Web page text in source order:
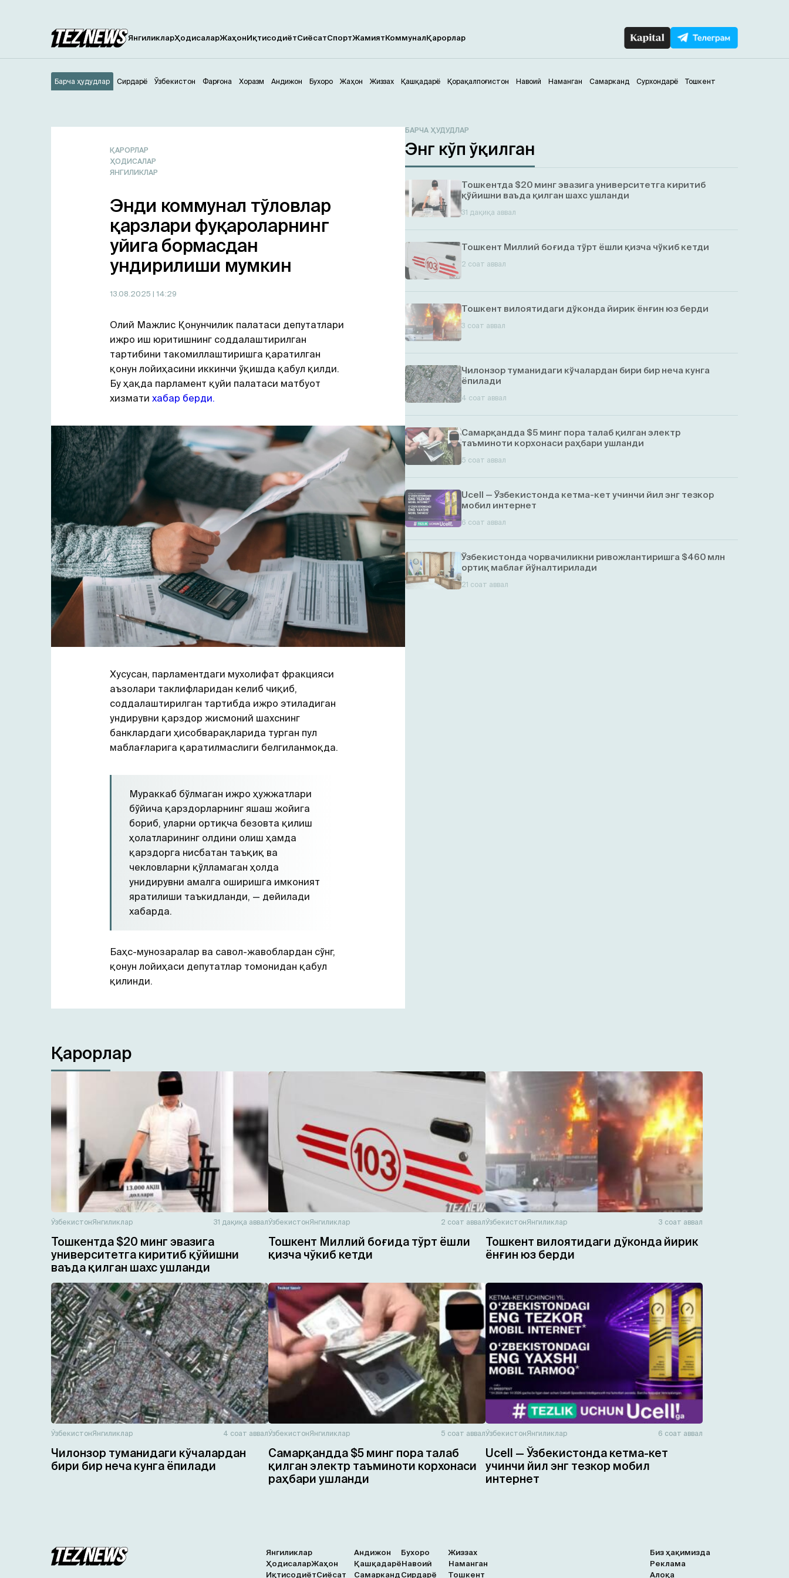
ЯнгиликларҲодисаларЖаҳонИқтисодиётСиёсатСпортЖамиятКоммуналҚарорлар
Андижон
Барча ҳудудлар Бухоро Жаҳон Жиззах Қашқадарё Қорақалпоғистон Навоий Наманган Самарканд
Сирдарё Сурхондарё Тошкент
Ўзбекистон Фарғона Хоразм
ҚАРОРЛАР
ҲОДИСАЛАР
ЯНГИЛИКЛАР
Энди коммунал тўловлар
қарзлари фуқароларнинг
уйига бормасдан
ундирилиши мумкин
13.08.2025 | 14:29
Олий Мажлис Қонунчилик палатаси депутатлари
ижро иш юритишнинг соддалаштирилган
тартибини такомиллаштиришга қаратилган
қонун лойиҳасини иккинчи ўқишда қабул қилди.
Бу ҳақда парламент қуйи палатаси матбуот
хизмати хабар берди.
Хусусан, парламентдаги мухолифат фракцияси
аъзолари таклифларидан келиб чиқиб,
соддалаштирилган тартибда ижро этиладиган
ундирувни қарздор жисмоний шахснинг
банклардаги ҳисобварақларида турган пул
маблағларига қаратилмаслиги белгиланмоқда.
Мураккаб бўлмаган ижро ҳужжатлари
бўйича қарздорларнинг яшаш жойига
бориб, уларни ортиқча безовта қилиш
ҳолатларининг олдини олиш ҳамда
қарздорга нисбатан таъқиқ ва
чекловларни қўлламаган ҳолда
унидирувни амалга оширишга имконият
яратилиши таъкидланди, — дейилади
хабарда.
Баҳс-мунозаралар ва савол-жавоблардан сўнг,
қонун лойиҳаси депутатлар томонидан қабул
қилинди.
БАРЧА ҲУДУДЛАР
Энг кўп ўқилган
Тошкентда $20 минг эвазига университетга киритиб
қўйишни ваъда қилган шахс ушланди
31 дақиқа аввал
Тошкент Миллий боғида тўрт ёшли қизча чўкиб кетди
2 соат аввал
Тошкент вилоятидаги дўконда йирик ёнғин юз берди
3 соат аввал
Чилонзор туманидаги кўчалардан бири бир неча кунга
ёпилади
4 соат аввал
Самарқандда $5 минг пора талаб қилган электр
таъминоти корхонаси раҳбари ушланди
5 соат аввал
Ucell — Ўзбекистонда кетма-кет учинчи йил энг тезкор
мобил интернет
6 соат аввал
Ўзбекистонда чорвачиликни ривожлантиришга $460 млн
ортиқ маблағ йўналтирилади
21 соат аввал
Қарорлар
ЎзбекистонЯнгиликлар 31 дақиқа аввал
Тошкентда $20 минг эвазига
университетга киритиб қўйишни
ваъда қилган шахс ушланди
ЎзбекистонЯнгиликлар 2 соат аввал
Тошкент Миллий боғида тўрт ёшли
қизча чўкиб кетди
ЎзбекистонЯнгиликлар 3 соат аввал
Тошкент вилоятидаги дўконда йирик
ёнғин юз берди
ЎзбекистонЯнгиликлар 4 соат аввал
Чилонзор туманидаги кўчалардан
бири бир неча кунга ёпилади
ЎзбекистонЯнгиликлар 5 соат аввал
Самарқандда $5 минг пора талаб
қилган электр таъминоти корхонаси
раҳбари ушланди
ЎзбекистонЯнгиликлар 6 соат аввал
Ucell — Ўзбекистонда кетма-кет
учинчи йил энг тезкор мобил
интернет
Янгиликлар
ҲодисаларЖаҳон
ИқтисодиётСиёсат
Андижон Бухоро
Жиззах
ҚашқадарёНавоий
Наманган
Самарканд Сирдарё Тошкент
Биз ҳақимизда
Реклама
Алоқа